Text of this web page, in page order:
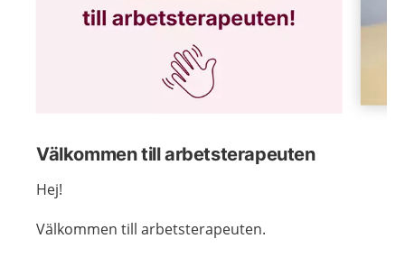
Välkommen till arbetsterapeuten
Hej!
Välkommen till arbetsterapeuten.